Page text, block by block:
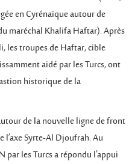
en Cyrénaïque autour de
maréchal Khalifa Haftar). Après
les troupes de Haftar, cible
aidé par les Turcs, ont
historique de la
de la nouvelle ligne de front
l’axe Syrte-Al Djoufrah. Au
par les Turcs a répondu l’appui